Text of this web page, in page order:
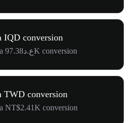
IQD conversion
1 UBERON sa ع.د97.38K conversion
TWD conversion
NT$2.41K conversion